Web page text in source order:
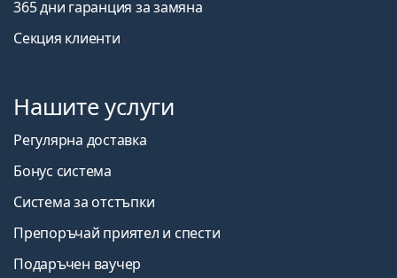
365 дни гаранция за замяна
Секция клиенти
Нашите услуги
Регулярна доставка
Бонус система
Система за отстъпки
Препоръчай приятел и спести
Подаръчен ваучер